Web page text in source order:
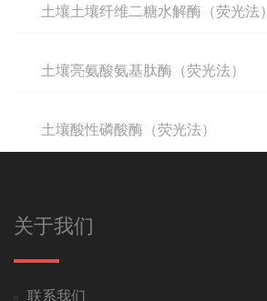
土壤土壤纤维二糖水解酶（荧光法）
土壤亮氨酸氨基肽酶（荧光法）
土壤酸性磷酸酶（荧光法）
关于我们